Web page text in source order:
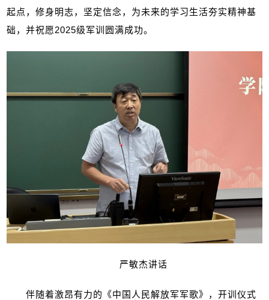
起点，修身明志，坚定信念，为未来的学习生活夯实精神基
础，并祝愿2025级军训圆满成功。
严敏杰讲话
伴随着激昂有力的《中国人民解放军军歌》，开训仪式